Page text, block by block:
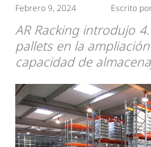
Febrero 9, 2024 Escrito
AR Racking introdujo
pallets en la
capacidad de